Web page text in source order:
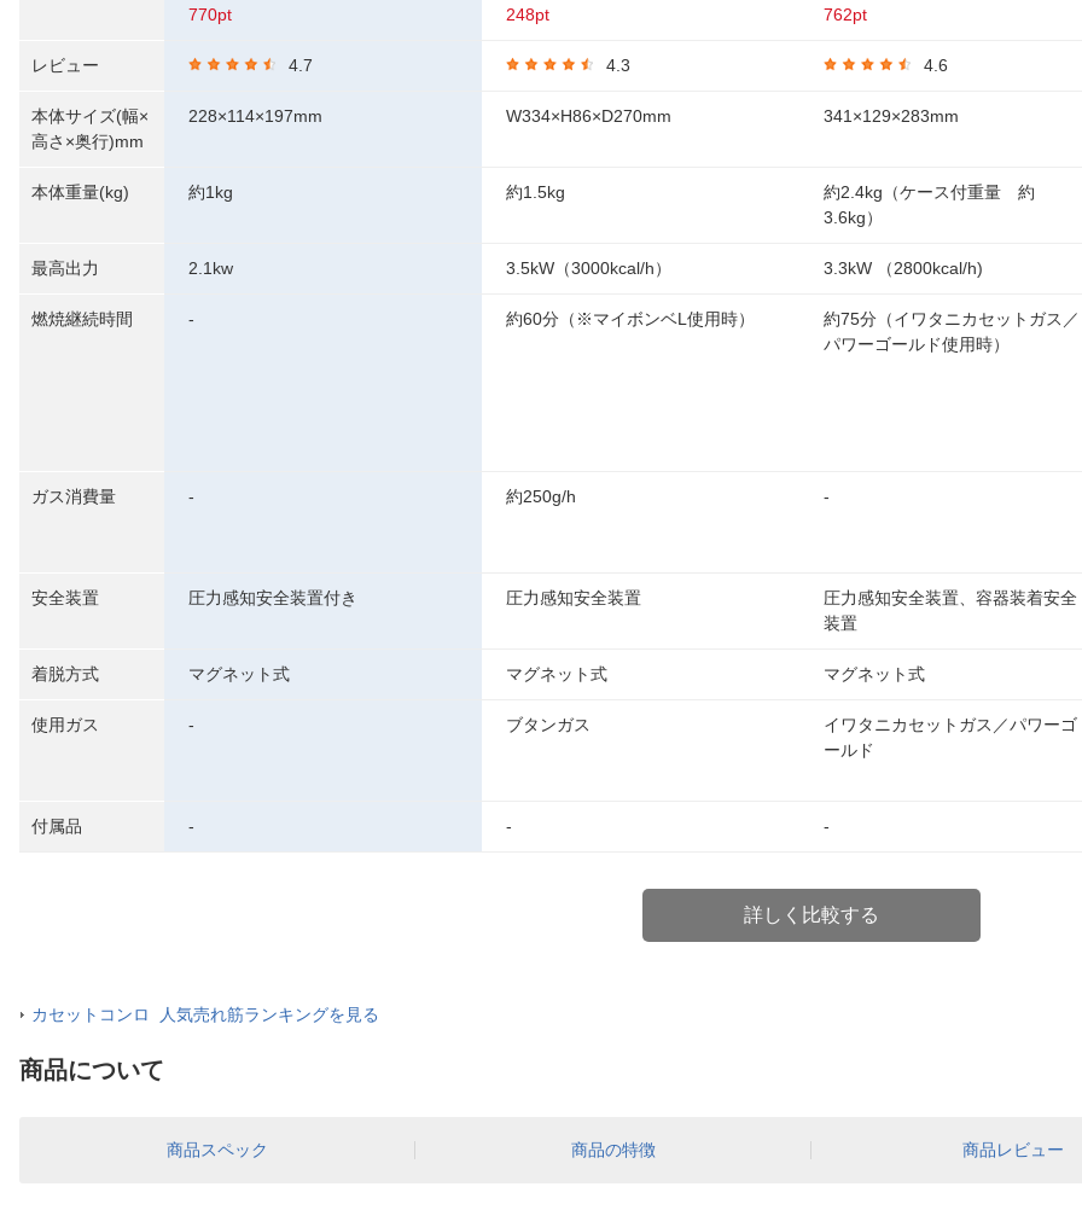
レビュー
本体サイズ(幅×
高さ×奥行)mm
本体重量(kg)
最高出力
燃焼継続時間
ガス消費量
安全装置
着脱方式
使用ガス
付属品
770pt
4.7
228×114×197mm
約1kg
2.1kw
-
-
圧力感知安全装置付き
マグネット式
-
-
248pt
4.3
W334×H86×D270mm
約1.5kg
3.5kW（3000kcal/h）
約60分（※マイボンベL使用時）
約250g/h
圧力感知安全装置
マグネット式
ブタンガス
-
762pt
4.6
341×129×283mm
約2.4kg（ケース付重量 約
3.6kg）
3.3kW （2800kcal/h)
約75分（イワタニカセットガス／
パワーゴールド使用時）
-
圧力感知安全装置、容器装着安全
装置
マグネット式
イワタニカセットガス／パワーゴ
ールド
-
詳しく比較する
カセットコンロ 人気売れ筋ランキングを見る
商品について
商品スペック 商品の特徴 商品レビュー